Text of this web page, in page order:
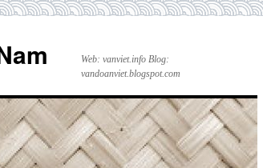
Web: vanviet.info Blog:
vandoanviet.blogspot.com